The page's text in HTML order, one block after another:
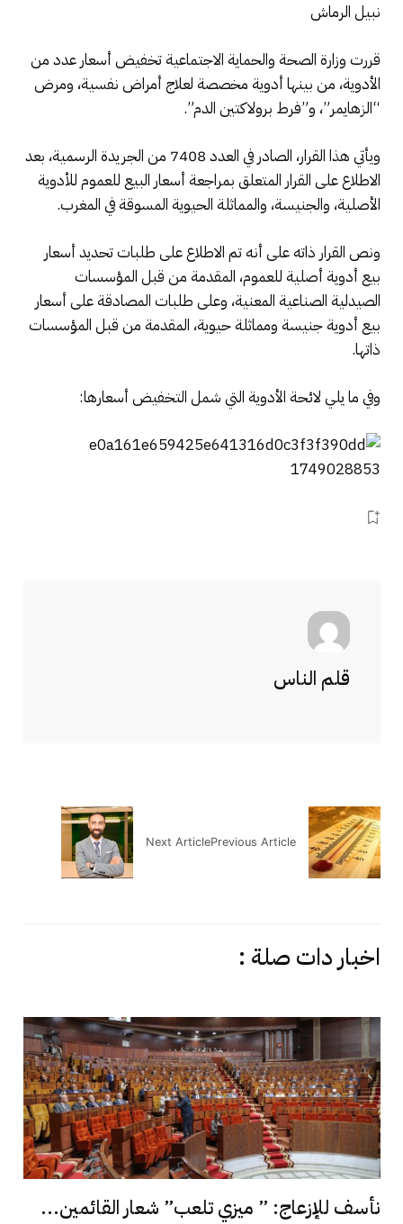
نبيل الرماش
قررت وزارة الصحة والحماية الاجتماعية تخفيض أسعار عدد من
الأدوية، من بينها أدوية مخصصة لعلاج أمراض نفسية، ومرض
“الزهايمر”، و”فرط برولاكتين الدم”.
ويأتي هذا القرار، الصادر في العدد 7408 من الجريدة الرسمية، بعد
الاطلاع على القرار المتعلق بمراجعة أسعار البيع للعموم للأدوية
الأصلية، والجنيسة، والمماثلة الحيوية المسوقة في المغرب.
ونص القرار ذاته على أنه تم الاطلاع على طلبات تحديد أسعار
بيع أدوية أصلية للعموم، المقدمة من قبل المؤسسات
الصيدلية الصناعية المعنية، وعلى طلبات المصادقة على أسعار
بيع أدوية جنيسة ومماثلة حيوية، المقدمة من قبل المؤسسات
ذاتها.
وفي ما يلي لائحة الأدوية التي شمل التخفيض أسعارها:
قلم الناس
Previous Article
Next Article
اخبار دات صلة :
نأسف للإزعاج: ” ميزي تلعب” شعار القائمين...